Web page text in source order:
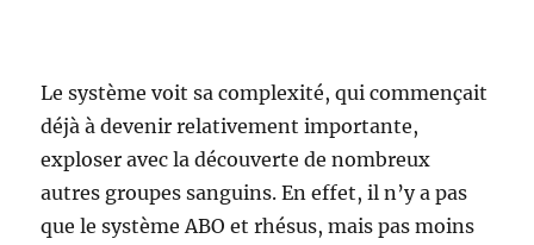
Le système voit sa complexité, qui commençait
déjà à devenir relativement importante,
exploser avec la découverte de nombreux
autres groupes sanguins. En effet, il n’y a pas
que le système ABO et rhésus, mais pas moins